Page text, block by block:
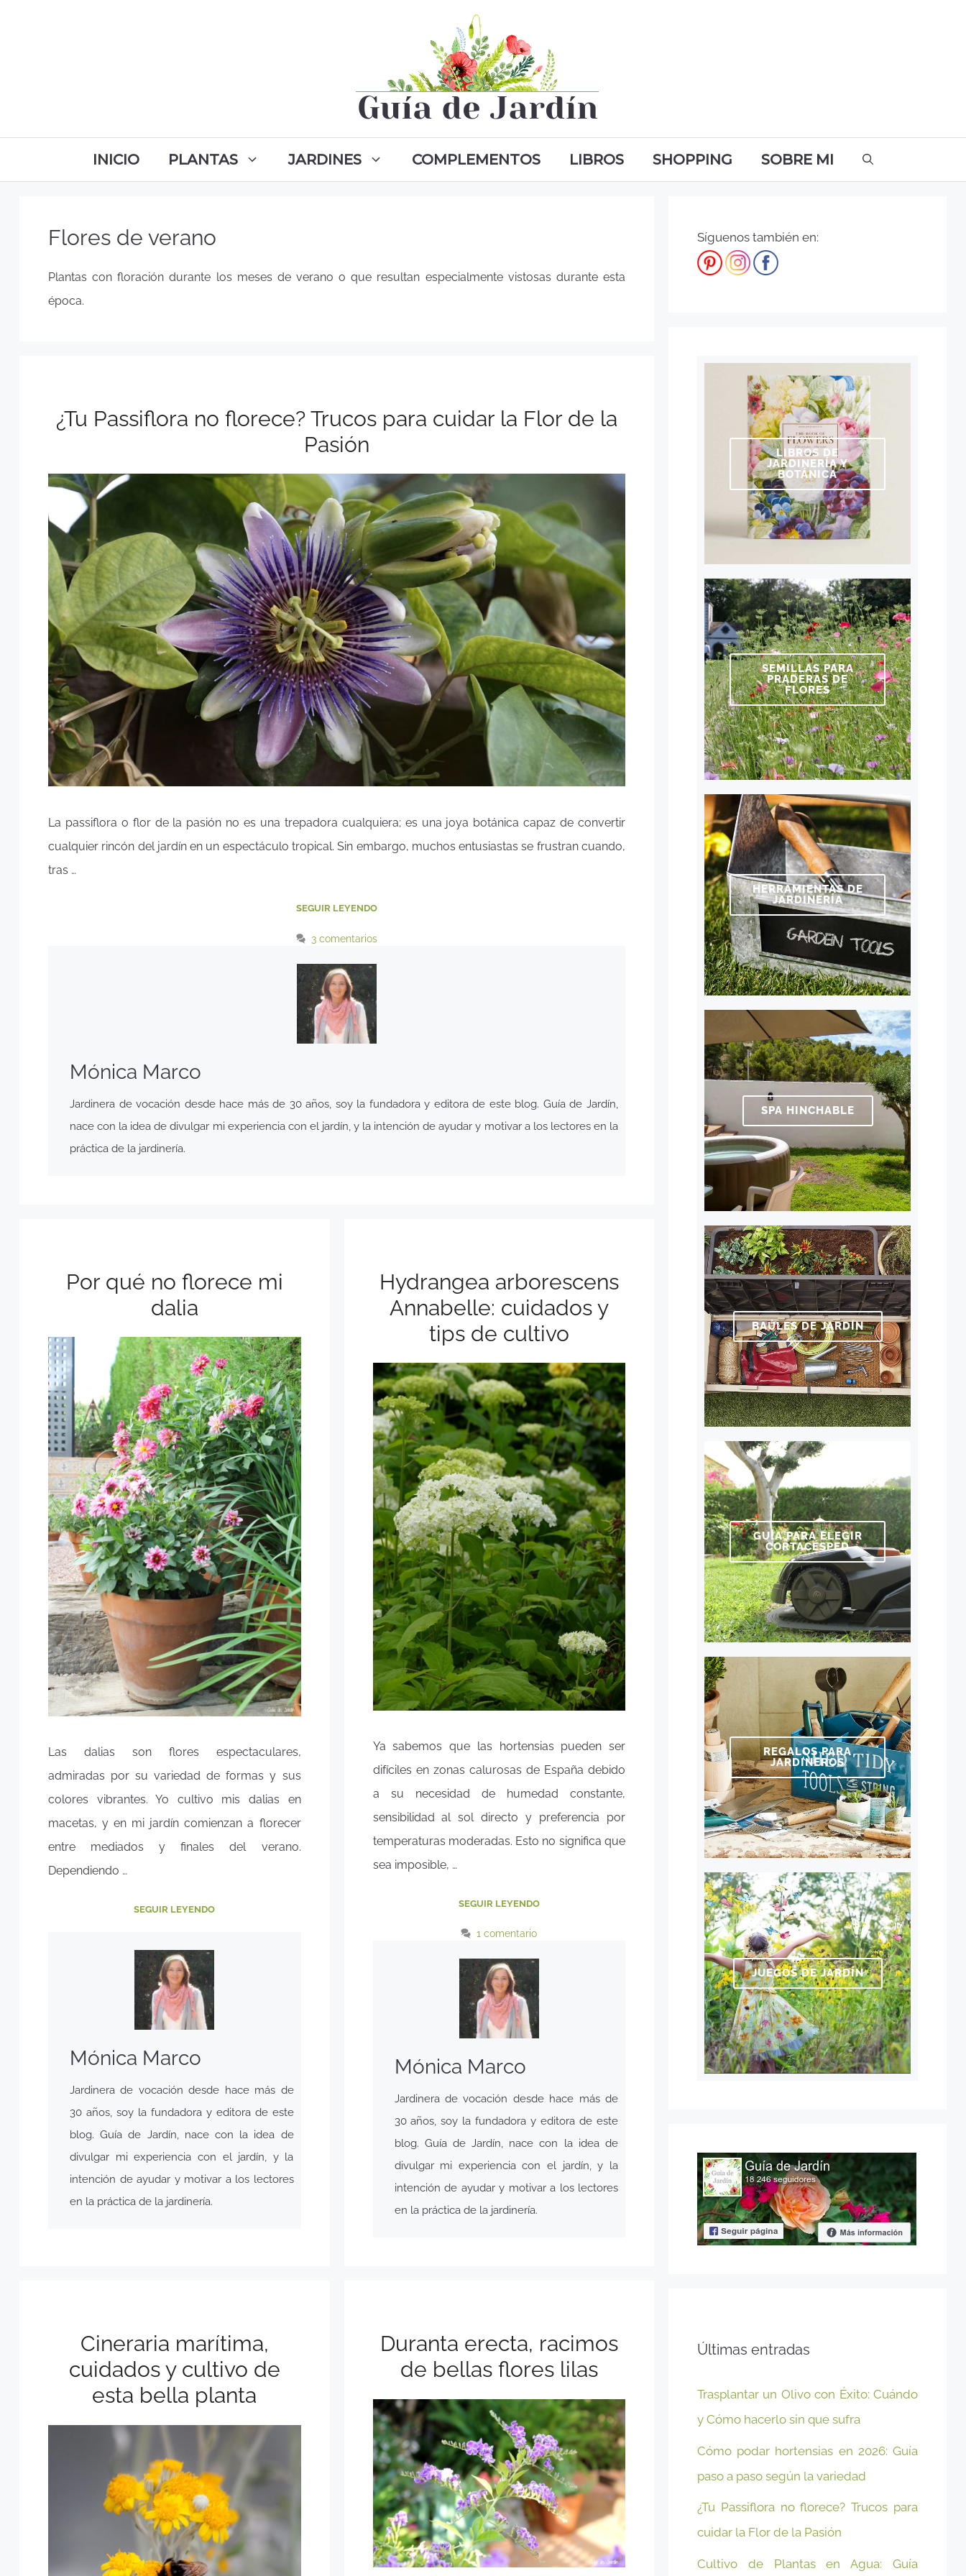
INICIO PLANTAS JARDINES COMPLEMENTOS LIBROS SHOPPING SOBRE MI
Flores de verano
Plantas con floración durante los meses de verano o que resultan especialmente vistosas durante esta
época.
¿Tu Passiflora no florece? Trucos para cuidar la Flor de la
Pasión
La passiflora o flor de la pasión no es una trepadora cualquiera; es una joya botánica capaz de convertir
cualquier rincón del jardín en un espectáculo tropical. Sin embargo, muchos entusiastas se frustran cuando,
tras …
SEGUIR LEYENDO
3 comentarios
Mónica Marco
Jardinera de vocación desde hace más de 30 años, soy la fundadora y editora de este blog. Guía de Jardín,
nace con la idea de divulgar mi experiencia con el jardín, y la intención de ayudar y motivar a los lectores en la
práctica de la jardinería.
Por qué no florece mi
dalia
Las dalias son flores espectaculares,
admiradas por su variedad de formas y sus
colores vibrantes. Yo cultivo mis dalias en
macetas, y en mi jardín comienzan a florecer
entre mediados y finales del verano.
Dependiendo …
SEGUIR LEYENDO
Mónica Marco
Jardinera de vocación desde hace más de
30 años, soy la fundadora y editora de este
blog. Guía de Jardín, nace con la idea de
divulgar mi experiencia con el jardín, y la
intención de ayudar y motivar a los lectores
en la práctica de la jardinería.
Hydrangea arborescens
Annabelle: cuidados y
tips de cultivo
Ya sabemos que las hortensias pueden ser
difíciles en zonas calurosas de España debido
a su necesidad de humedad constante,
sensibilidad al sol directo y preferencia por
temperaturas moderadas. Esto no significa que
sea imposible, …
SEGUIR LEYENDO
1 comentario
Mónica Marco
Jardinera de vocación desde hace más de
30 años, soy la fundadora y editora de este
blog. Guía de Jardín, nace con la idea de
divulgar mi experiencia con el jardín, y la
intención de ayudar y motivar a los lectores
en la práctica de la jardinería.
Cineraria marítima,
cuidados y cultivo de
esta bella planta
Duranta erecta, racimos
de bellas flores lilas
Síguenos también en:
LIBROS DE
JARDINERÍA Y
BOTÁNICA
SEMILLAS PARA
PRADERAS DE
FLORES
HERRAMIENTAS DE
JARDINERÍA
SPA HINCHABLE
BAÚLES DE JARDÍN
GUÍA PARA ELEGIR
CORTACÉSPED
REGALOS PARA
JARDINEROS
JUEGOS DE JARDÍN
Últimas entradas
Trasplantar un Olivo con Éxito: Cuándo
y Cómo hacerlo sin que sufra
Cómo podar hortensias en 2026: Guía
paso a paso según la variedad
¿Tu Passiflora no florece? Trucos para
cuidar la Flor de la Pasión
Cultivo de Plantas en Agua: Guía